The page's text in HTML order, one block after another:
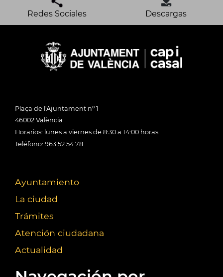
Redes Sociales Descargas
Plaça de l'Ajuntament nº 1
46002 València
Horarios: lunes a viernes de 8:30 a 14:00 horas
Teléfono: 963 52 54 78
Ayuntamiento
La ciudad
Trámites
Atención ciudadana
Actualidad